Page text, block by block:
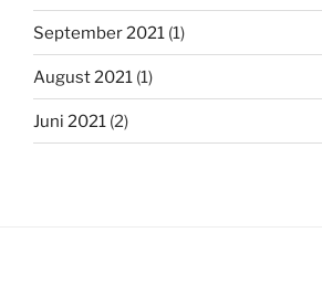
September 2021 (1)
August 2021 (1)
Juni 2021 (2)